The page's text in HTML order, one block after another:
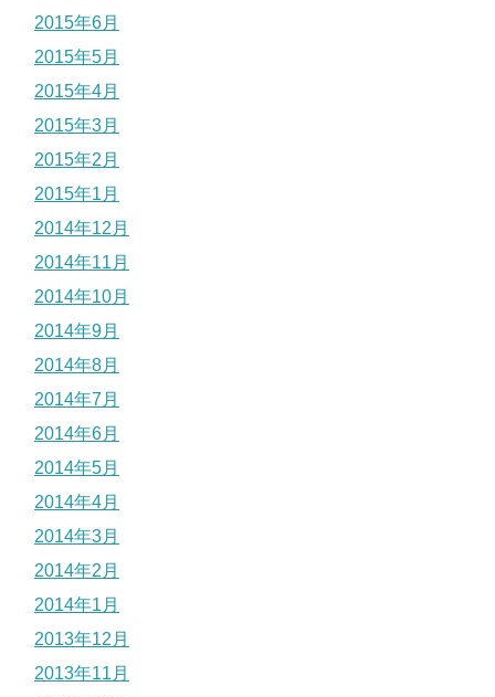
2015年6月
2015年5月
2015年4月
2015年3月
2015年2月
2015年1月
2014年12月
2014年11月
2014年10月
2014年9月
2014年8月
2014年7月
2014年6月
2014年5月
2014年4月
2014年3月
2014年2月
2014年1月
2013年12月
2013年11月